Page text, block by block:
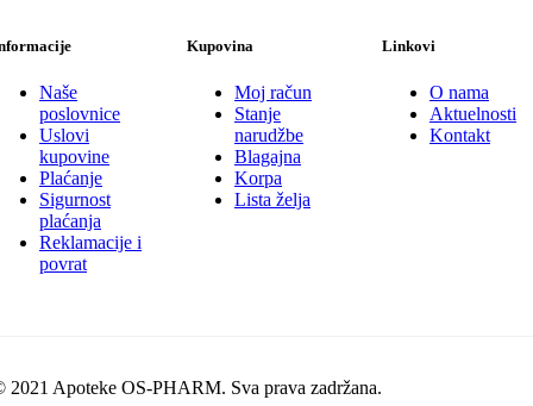
Naše
poslovnice
Uslovi
kupovine
Plaćanje
Sigurnost
plaćanja
Reklamacije i
povrat
Kupovina
Moj račun
Stanje
narudžbe
Blagajna
Korpa
Lista želja
Linkovi
O nama
Aktuelnosti
Kontakt
2021 Apoteke OS-PHARM. Sva prava zadržana.